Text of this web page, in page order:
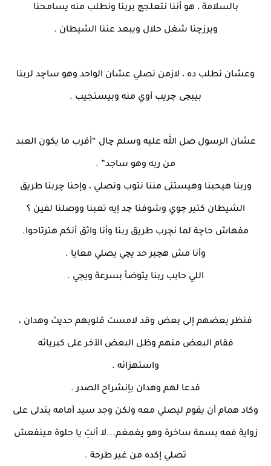
بالسلامة ، هو أننا نتعلجچ بربنا ونطلب منه يسامحنا
ويرزچنا شغل حلال ويبعد عننا الشيطان .
وعشان نطلب ده ، لازمن نصلي عشان الواحد وهو ساچد لربنا
بيبچى چريب أوي منه وبيستجيب .
عشان الرسول صل الله عليه وسلم چال “أقرب ما يكون العبد
من ربه وهو ساجد” .
وربنا هيحبنا وهيستنى مننا نتوب ونصلي ، وإحنا چربنا طريق
الشيطان كتير چوي وشوفنا چد إيه تعبنا ووصلنا لفين ؟
مفهاش حاچة لما نچرب طريق ربنا وأنا واثق أنكم هترتاحوا.
وأنا مش هچبر حد يچي يصلي معايا .
اللي حابب ربنا يتوضأ بسرعة ويچي .
فنظر بعضهم إلى بعض وقد لامست قلوبهم حديث وهدان ،
فقام البعض منهم وظل البعض الآخر على كبريائه
واستهزائه .
فدعا لهم وهدان بإنشراح الصدر .
وكاد همام أن يقوم ليصلي معه ولكن وجد سيد أمامه يتدلى على
زواية فمه بسمة ساخرة وهو يغمغم...لا أنتِ يا حلوة مينفعش
تصلي إكده من غير طرحة .